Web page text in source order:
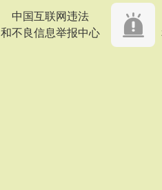
中国互联网违法
和不良信息举报中心